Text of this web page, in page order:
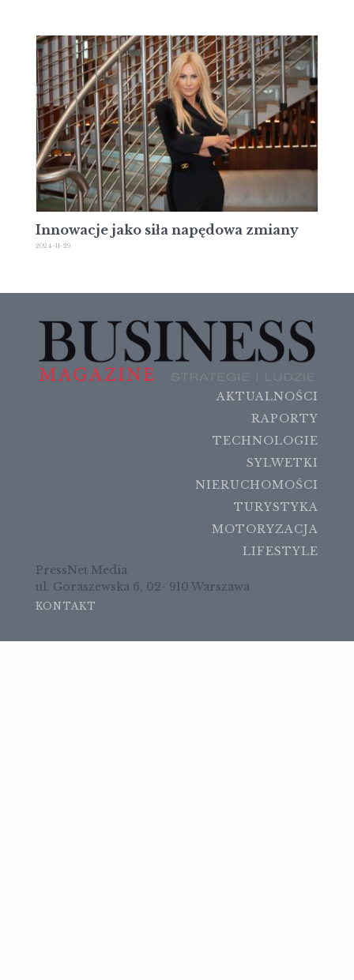
Innowacje jako siła napędowa zmiany
2024-11-29
AKTUALNOŚCI
RAPORTY
TECHNOLOGIE
SYLWETKI
NIERUCHOMOŚCI
TURYSTYKA
MOTORYZACJA
LIFESTYLE
PressNet Media
ul. Goraszewska 6, 02- 910 Warszawa
KONTAKT